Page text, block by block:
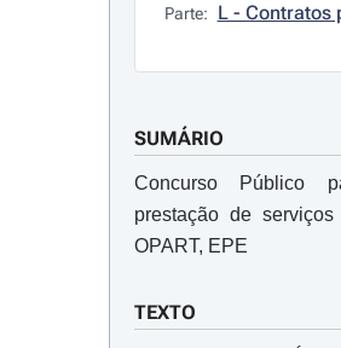
Parte: L - Contratos
SUMÁRIO
Concurso Público
prestação de
OPART, EPE
TEXTO